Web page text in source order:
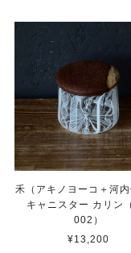
禾（アキノヨーコ＋河内
キャニスター カリン
002）
¥13,200